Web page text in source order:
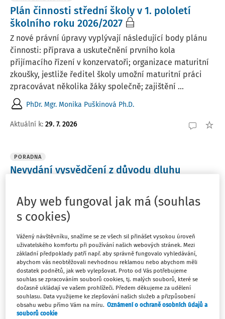
Plán činnosti střední školy v 1. pololetí
školního roku 2026/2027
Z nové právní úpravy vyplývají následující body plánu
činnosti: příprava a uskutečnění prvního kola
přijímacího řízení v konzervatoři; organizace maturitní
zkoušky, jestliže ředitel školy umožní maturitní práci
zpracovávat několika žáky společně; zajištění ...
PhDr. Mgr. Monika Puškinová Ph.D.
Aktuální k: 29. 7. 2026
PORADNA
Nevydání vysvědčení z důvodu dluhu
Může základní / střední škola či ZUŠ nevydat
žákovi/studentovi vysvědčení z důvodu, že on či jeho
rodiče dluží škole nějaké peníze? Nezaplacená jídelna,
neuhrazený poplatek za divadlo, úplata za ŠD apod.
Redakce Řízení školy
Vydáno:8. 7. 2026 2 minuty čtení
PORADNA
Aby web fungoval jak má (souhlas
s cookies)
Vážený návštěvníku, snažíme se ze všech sil přinášet vysokou úroveň
uživatelského komfortu při používání našich webových stránek. Mezi
základní předpoklady patří např. aby správně fungovalo vyhledávání,
abychom vás neobtěžovali nevhodnou reklamou nebo abychom měli
dostatek podnětů, jak web vylepšovat. Proto od Vás potřebujeme
souhlas se zpracováním souborů cookies, tj. malých souborů, které se
dočasně ukládají ve vašem prohlížeči. Předem děkujeme za udělení
souhlasu. Data využijeme ke zlepšování našich služeb a přizpůsobení
obsahu webu přímo Vám na míru. Oznámení o ochraně osobních údajů a
souborů cookie